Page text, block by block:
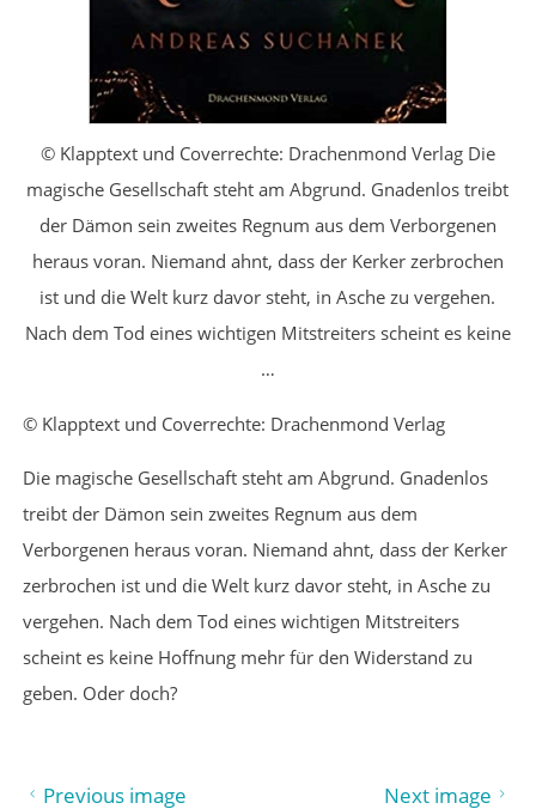
© Klapptext und Coverrechte: Drachenmond Verlag Die
magische Gesellschaft steht am Abgrund. Gnadenlos treibt
der Dämon sein zweites Regnum aus dem Verborgenen
heraus voran. Niemand ahnt, dass der Kerker zerbrochen
ist und die Welt kurz davor steht, in Asche zu vergehen.
Nach dem Tod eines wichtigen Mitstreiters scheint es keine
…
© Klapptext und Coverrechte: Drachenmond Verlag
Die magische Gesellschaft steht am Abgrund. Gnadenlos
treibt der Dämon sein zweites Regnum aus dem
Verborgenen heraus voran. Niemand ahnt, dass der Kerker
zerbrochen ist und die Welt kurz davor steht, in Asche zu
vergehen. Nach dem Tod eines wichtigen Mitstreiters
scheint es keine Hoffnung mehr für den Widerstand zu
geben. Oder doch?
Previous image Next image